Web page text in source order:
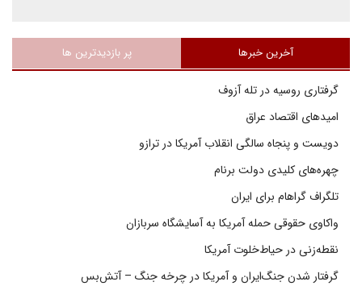
آخرین خبرها پر بازدیدترین ها
گرفتاری روسیه در تله آزوف
امیدهای اقتصاد عراق
دویست و پنجاه سالگی انقلاب آمریکا در ترازو
چهره‌های کلیدی دولت برنام
تلگراف گراهام برای ایران
واکاوی حقوقی حمله آمریکا به آسایشگاه سربازان
نقطه‌زنی در حیاط‌خلوت آمریکا
گرفتار شدن جنگ‌ایران و آمریکا در چرخه جنگ – آتش‌بس